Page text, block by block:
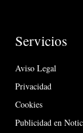
Servicios
Aviso Legal
Privacidad
Cookies
Publicidad en